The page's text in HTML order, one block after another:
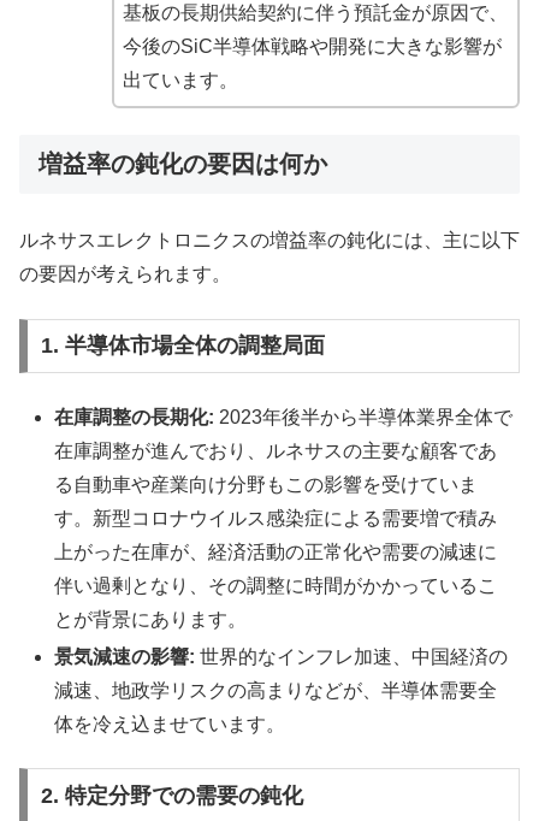
基板の長期供給契約に伴う預託金が原因で、
今後のSiC半導体戦略や開発に大きな影響が
出ています。
増益率の鈍化の要因は何か
ルネサスエレクトロニクスの増益率の鈍化には、主に以下
の要因が考えられます。
1. 半導体市場全体の調整局面
在庫調整の長期化: 2023年後半から半導体業界全体で
在庫調整が進んでおり、ルネサスの主要な顧客であ
る自動車や産業向け分野もこの影響を受けていま
す。新型コロナウイルス感染症による需要増で積み
上がった在庫が、経済活動の正常化や需要の減速に
伴い過剰となり、その調整に時間がかかっているこ
とが背景にあります。
景気減速の影響: 世界的なインフレ加速、中国経済の
減速、地政学リスクの高まりなどが、半導体需要全
体を冷え込ませています。
2. 特定分野での需要の鈍化